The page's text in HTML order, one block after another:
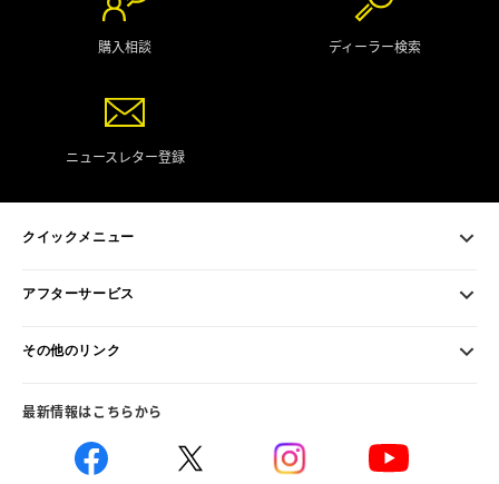
購入相談 ディーラー検索
ニュースレター登録
クイックメニュー
アフターサービス
その他のリンク
最新情報はこちらから